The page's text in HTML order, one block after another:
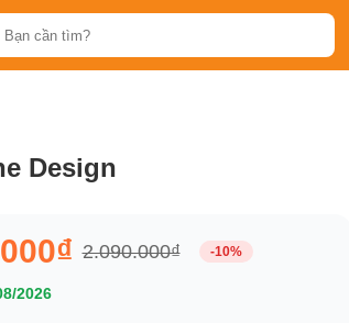
Design
2.090.000₫ -10%
2026